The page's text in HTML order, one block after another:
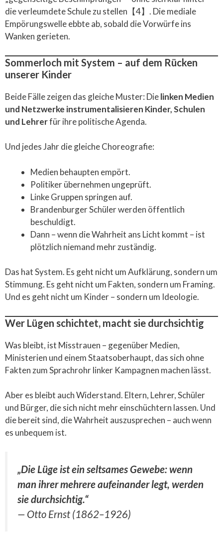
die verleumdete Schule zu stellen【4】. Die mediale
Empörungswelle ebbte ab, sobald die Vorwürfe ins
Wanken gerieten.
Sommerloch mit System – auf dem Rücken
unserer Kinder
Beide Fälle zeigen das gleiche Muster: Dielinken Medien
und Netzwerke instrumentalisieren Kinder, Schulen
und Lehrerfür ihre politische Agenda.
Und jedes Jahr die gleiche Choreografie:
Medien behaupten empört.
Politiker übernehmen ungeprüft.
Linke Gruppen springen auf.
Brandenburger Schüler werden öffentlich
beschuldigt.
Dann – wenn die Wahrheit ans Licht kommt – ist
plötzlich niemand mehr zuständig.
Das hat System. Es geht nicht um Aufklärung, sondern um
Stimmung. Es geht nicht um Fakten, sondern um Framing.
Und es geht nicht um Kinder – sondern um Ideologie.
Wer Lügen schichtet, macht sie durchsichtig
Was bleibt, ist Misstrauen – gegenüber Medien,
Ministerien und einem Staatsoberhaupt, das sich ohne
Fakten zum Sprachrohr linker Kampagnen machen lässt.
Aber es bleibt auch Widerstand. Eltern, Lehrer, Schüler
und Bürger, die sich nicht mehr einschüchtern lassen. Und
die bereit sind, die Wahrheit auszusprechen – auch wenn
es unbequem ist.
„Die Lüge ist ein seltsames Gewebe: wenn
man ihrer mehrere aufeinander legt, werden
sie durchsichtig.“
— Otto Ernst (1862–1926)